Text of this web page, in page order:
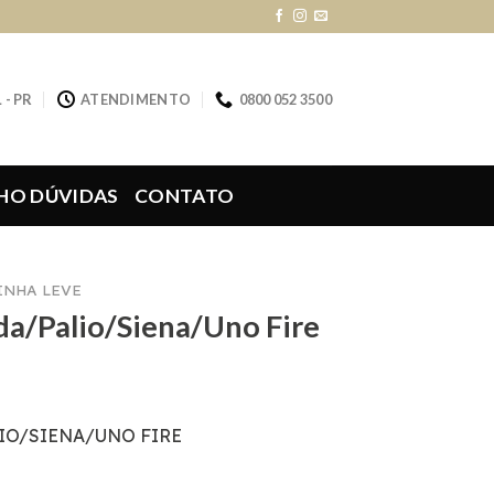
- PR ATENDIMENTO 0800 052 3500
DÚVIDAS CONTATO
LEVE
Palio/Siena/Uno Fire
SIENA/UNO FIRE